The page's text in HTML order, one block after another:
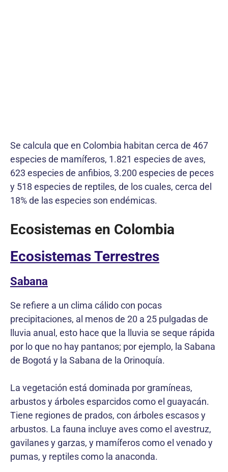
Se calcula que en Colombia habitan cerca de 467
especies de mamíferos, 1.821 especies de aves,
623 especies de anfibios, 3.200 especies de peces
y 518 especies de reptiles, de los cuales, cerca del
18% de las especies son endémicas.
Ecosistemas en Colombia
Ecosistemas Terrestres
Sabana
Se refiere a un clima cálido con pocas
precipitaciones, al menos de 20 a 25 pulgadas de
lluvia anual, esto hace que la lluvia se seque rápida
por lo que no hay pantanos; por ejemplo, la Sabana
de Bogotá y la Sabana de la Orinoquía.
La vegetación está dominada por gramíneas,
arbustos y árboles esparcidos como el guayacán.
Tiene regiones de prados, con árboles escasos y
arbustos. La fauna incluye aves como el avestruz,
gavilanes y garzas, y mamíferos como el venado y
pumas, y reptiles como la anaconda.